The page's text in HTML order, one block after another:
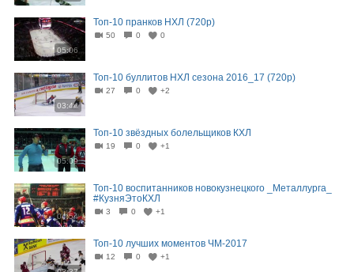
05:06
Топ-10 пранков НХЛ (720p)
50 0 0
03:44
Топ-10 буллитов НХЛ сезона 2016_17 (720p)
27 0 +2
05:09
Топ-10 звёздных болельщиков КХЛ
19 0 +1
04:54
Топ-10 воспитанников новокузнецкого _Металлурга_
#КузняЭтоКХЛ
3 0 +1
Топ-10 лучших моментов ЧМ-2017
12 0 +1